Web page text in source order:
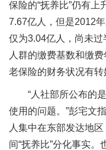
保险的“抚养比”仍有上
7.67亿人，但是2012
仅为3.04亿人，尚未
人群的缴费基数和缴
老保险的财务状况有转
“人社部所公布的
使用的问题。”彭宅文
人集中在东部发达地
间“抚养比”分化事实